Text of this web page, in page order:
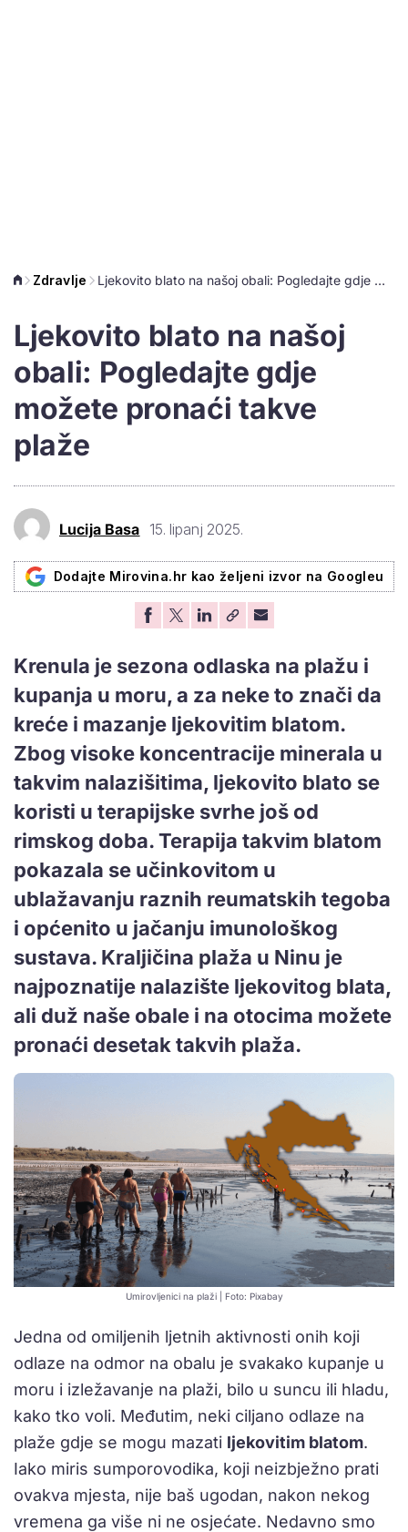
Zdravlje Ljekovito blato na našoj obali: Pogledajte gdje možete pronaći takve plaže
Ljekovito blato na našoj
obali: Pogledajte gdje
možete pronaći takve
plaže
Lucija Basa 15. lipanj 2025.
Dodajte Mirovina.hr kao željeni izvor na Googleu
Krenula je sezona odlaska na plažu i
kupanja u moru, a za neke to znači da
kreće i mazanje ljekovitim blatom.
Zbog visoke koncentracije minerala u
takvim nalazišitima, ljekovito blato se
koristi u terapijske svrhe još od
rimskog doba. Terapija takvim blatom
pokazala se učinkovitom u
ublažavanju raznih reumatskih tegoba
i općenito u jačanju imunološkog
sustava. Kraljičina plaža u Ninu je
najpoznatije nalazište ljekovitog blata,
ali duž naše obale i na otocima možete
pronaći desetak takvih plaža.
Umirovljenici na plaži | Foto: Pixabay
Jedna od omiljenih ljetnih aktivnosti onih koji
odlaze na odmor na obalu je svakako kupanje u
moru i izležavanje na plaži, bilo u suncu ili hladu,
kako tko voli. Međutim, neki ciljano odlaze na
plaže gdje se mogu mazati ljekovitim blatom.
Iako miris sumporovodika, koji neizbježno prati
ovakva mjesta, nije baš ugodan, nakon nekog
vremena ga više ni ne osjećate. Nedavno smo